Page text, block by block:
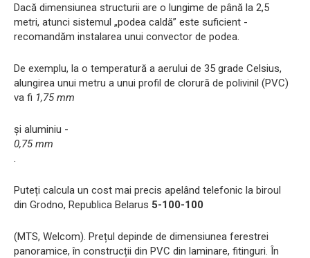
Dacă dimensiunea structurii are o lungime de până la 2,5
metri, atunci sistemul „podea caldă” este suficient -
recomandăm instalarea unui convector de podea.
De exemplu, la o temperatură a aerului de 35 grade Celsius,
alungirea unui metru a unui profil de clorură de polivinil (PVC)
va fi 1,75 mm
și aluminiu -
0,75 mm
Puteți calcula un cost mai precis apelând telefonic la biroul
din Grodno, Republica Belarus 5-100-100
(MTS, Welcom). Prețul depinde de dimensiunea ferestrei
panoramice, în construcții din PVC din laminare, fitinguri. În